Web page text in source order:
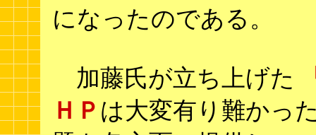
になったのである。
加藤氏が立ち上げた
ＨＰ は大変有り難かっ